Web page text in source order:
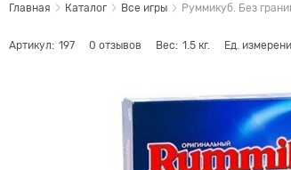
Главная Каталог Все игры Руммикуб. Без
Артикул: 197 0 отзывов Вес: 1.5 кг. Ед.